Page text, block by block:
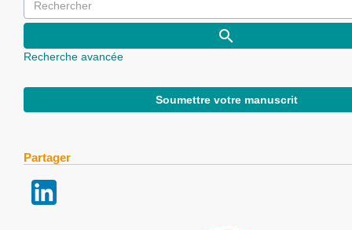
Recherche avancée
Soumettre votre manuscrit
Partager